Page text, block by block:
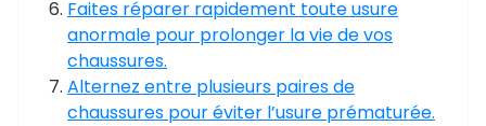
Faites réparer rapidement toute usure
anormale pour prolonger la vie de vos
chaussures.
Alternez entre plusieurs paires de
chaussures pour éviter l’usure prématurée.